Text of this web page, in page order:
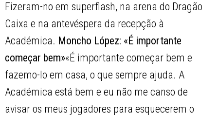
Fizeram-no em superflash, na arena do Dragão
Caixa e na antevéspera da recepção à
Académica. Moncho López: «É importante
começar bem»«É importante começar bem e
fazemo-lo em casa, o que sempre ajuda. A
Académica está bem e eu não me canso de
avisar os meus jogadores para esquecerem o